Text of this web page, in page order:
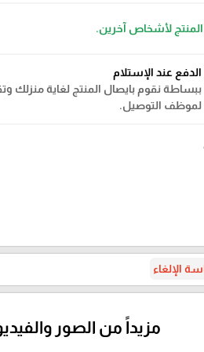
المنتج لأشخاص آخرين.
الدفع عند الإستلام
ببساطة نقوم بايصال المنتج لغاية منزلك
لموظف التوصيل.
الإلغاء
مزيداً من الصور